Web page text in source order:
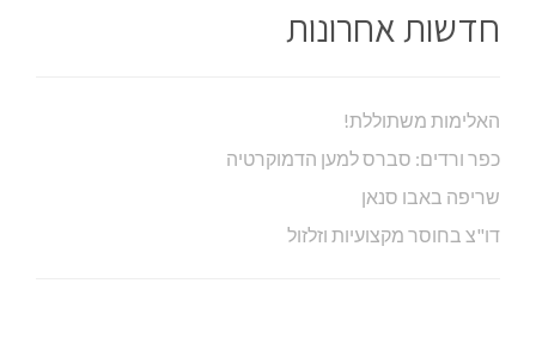
חדשות אחרונות
האלימות משתוללת!
כפר ורדים: סברס למען הדמוקרטיה
שריפה באבו סנאן
דו"צ בחוסר מקצועיות וזלזול